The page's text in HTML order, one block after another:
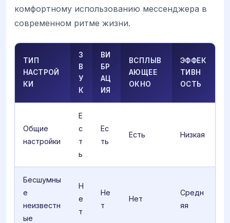
комфортному использованию мессенджера в
современном ритме жизни.
ТИП
НАСТРОЙ
КИ
З
В
У
К
ВИ
БР
АЦ
ИЯ
ВСПЛЫВ
АЮЩЕЕ
ОКНО
ЭФФЕК
ТИВН
ОСТЬ
Общие
настройки
Е
с
т
ь
Ес
ть
Есть Низкая
Бесшумны
е
неизвестн
ые
Н
е
т
Не
т
Нет
Средн
яя